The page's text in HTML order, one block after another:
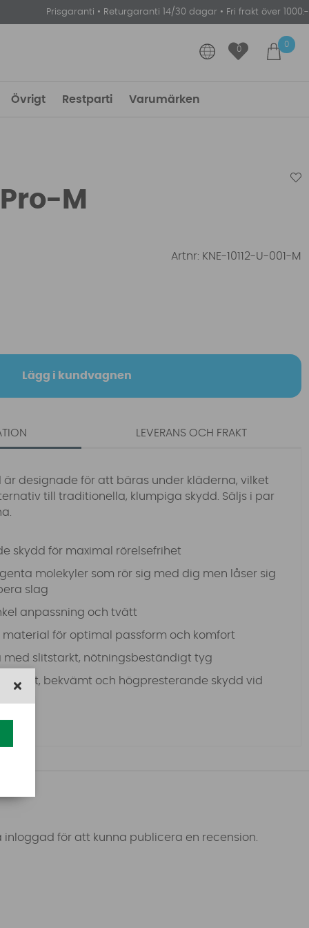
Prisgaranti • Returgaranti 14/30 dagar • Fri frakt över 1000:-
0
0
Övrigt Restparti Varumärken
M
Artnr: KNE-10112-U-001-M
Lägg i kundvagnen
är designade för att bäras under kläderna, vilket
till traditionella, klumpiga skydd. Säljs i par
skydd för maximal rörelsefrihet
molekyler som rör sig med dig men låser sig
slag
anpassning och tvätt
för optimal passform och komfort
med slitstarkt, nötningsbeständigt tyg
bekvämt och högpresterande skydd vid
LEVERANS OCH FRAKT
för att kunna publicera en recension.